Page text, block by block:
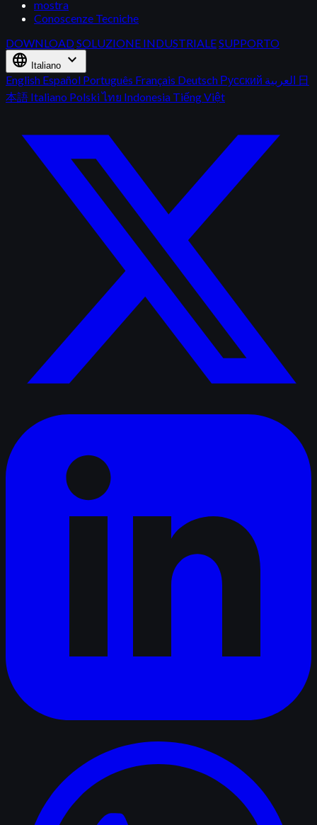
mostra
Conoscenze Tecniche
DOWNLOADSOLUZIONE INDUSTRIALESUPPORTO
language Italiano expand_more
English Español Português Français Deutsch Русский
日
本語 Italiano Polskiไทย Indonesia Tiếng Việt